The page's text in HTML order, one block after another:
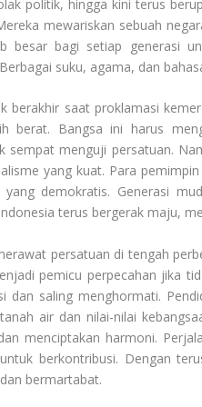
politik, hingga kini terus
mewariskan sebuah
besar bagi setiap generasi
suku, agama, dan
berakhir saat proklamasi
berat. Bangsa ini harus
sempat menguji persatuan.
yang kuat. Para
demokratis. Generasi
terus bergerak maju,
persatuan di tengah
pemicu perpecahan jika
dan saling menghormati.
air dan nilai-nilai
menciptakan harmoni.
berkontribusi. Dengan
bermartabat.